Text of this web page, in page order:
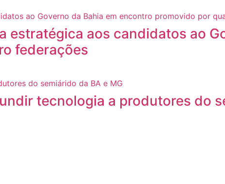
estratégica aos candidatos ao
federações
tecnologia a produtores do